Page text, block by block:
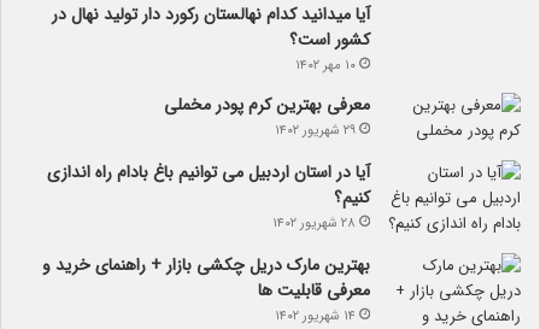
آیا می­دانید کدام نهالستان رکورد دار تولید نهال­ در
کشور است؟
۱۰ مهر ۱۴۰۲
معرفی بهترین کرم پودر مخملی
۲۹ شهریور ۱۴۰۲
آیا در استان اردبیل می توانیم باغ بادام راه اندازی
کنیم؟
۲۸ شهریور ۱۴۰۲
بهترین مارک دریل چکشی بازار + راهنمای خرید و
معرفی قابلیت ها
۱۴ شهریور ۱۴۰۲